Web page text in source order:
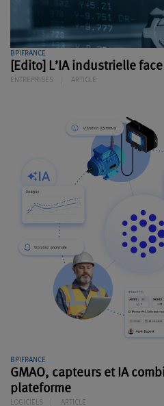
BPIFRANCE
[Edito] L’IA industrielle
ENTREPRISES ARTICLE
BPIFRANCE
GMAO, capteurs et IA
plateforme
LOGICIELS ARTICLE